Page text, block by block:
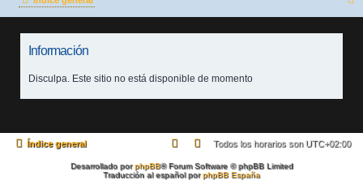
Información
Disculpa. Este sitio no está disponible de momento
Índice general Todos los horarios son UTC+02:00
Desarrollado porphpBB® Forum Software © phpBB Limited
Traducción al español porphpBB España